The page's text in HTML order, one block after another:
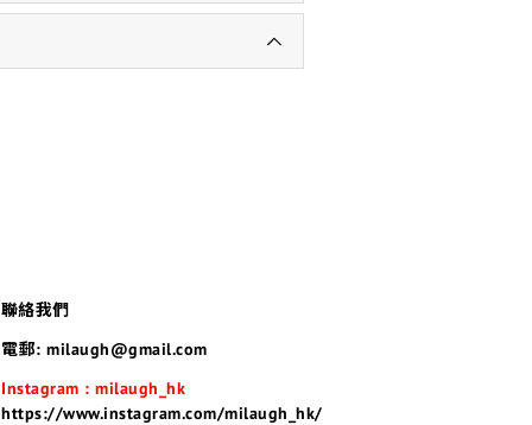
聯絡我們
電郵: milaugh@gmail.com
Instagram : milaugh_hk
https://www.instagram.com/milaugh_hk/